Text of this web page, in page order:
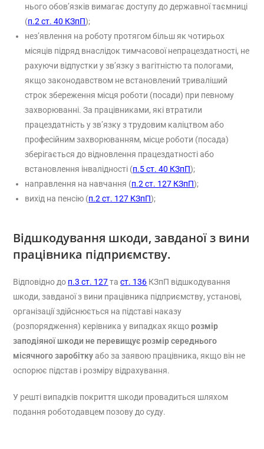
нього обов’язків вимагає доступу до державної таємниці
(п.2 ст. 40 КЗпП);
нез’явлення на роботу протягом більш як чотирьох
місяців підряд внаслідок тимчасової непрацездатності, не
рахуючи відпустки у зв’язку з вагітністю та пологами,
якщо законодавством не встановлений триваліший
строк збереження місця роботи (посади) при певному
захворюванні. За працівниками, які втратили
працездатність у зв’язку з трудовим каліцтвом або
професійним захворюванням, місце роботи (посада)
зберігається до відновлення працездатності або
встановлення інвалідності (п.5 ст. 40 КЗпП);
направлення на навчання (п.2 ст. 127 КЗпП);
вихід на пенсію (п.2 ст. 127 КЗпП);
Відшкодування шкоди, завданої з вини
працівника підприємству.
Відповідно до п.3 ст. 127таст. 136 КЗпП відшкодування
шкоди, завданої з вини працівника підприємству, установі,
організації здійснюється на підставі наказу
(розпорядження) керівника у випадках якщорозмір
заподіяної шкоди не перевищує розмір середнього
місячного заробіткуабо за заявою працівника, якщо він не
оспорює підстав і розміру відрахування.
У решті випадків покриття шкоди провадиться шляхом
подання роботодавцем позову до суду.